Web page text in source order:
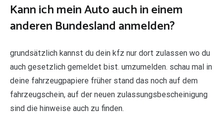
Kann ich mein Auto auch in einem
anderen Bundesland anmelden?
grundsätzlich kannst du dein kfz nur dort zulassen wo du
auch gesetzlich gemeldet bist. umzumelden. schau mal in
deine fahrzeugpapiere früher stand das noch auf dem
fahrzeugschein, auf der neuen zulassungsbescheinigung
sind die hinweise auch zu finden.